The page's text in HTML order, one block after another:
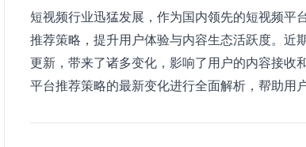
短视频行业迅猛发展，作为国内领先的短视频平
推荐策略，提升用户体验与内容生态活跃度。近
更新，带来了诸多变化，影响了用户的内容接收
平台推荐策略的最新变化进行全面解析，帮助用